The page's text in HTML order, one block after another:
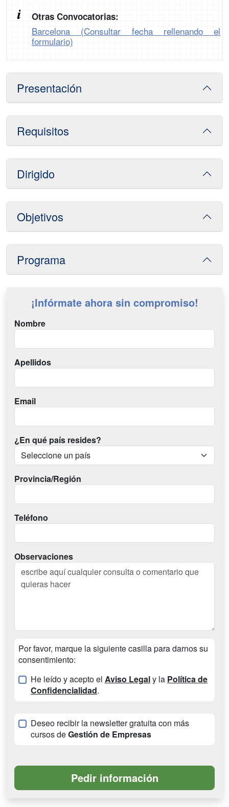
Otras Convocatorias:
Barcelona (Consultar fecha rellenando el
formulario)
Presentación
Requisitos
Dirigido
Objetivos
Programa
¡Infórmate ahora sin compromiso!
Nombre
Apellidos
Email
¿En qué país resides?
Provincia/Región
Teléfono
Observaciones
Por favor, marque la siguiente casilla para darnos su
consentimiento:
He leído y acepto el Aviso Legaly la Política de
Confidencialidad.
Deseo recibir la newsletter gratuita con más
cursos deGestión de Empresas